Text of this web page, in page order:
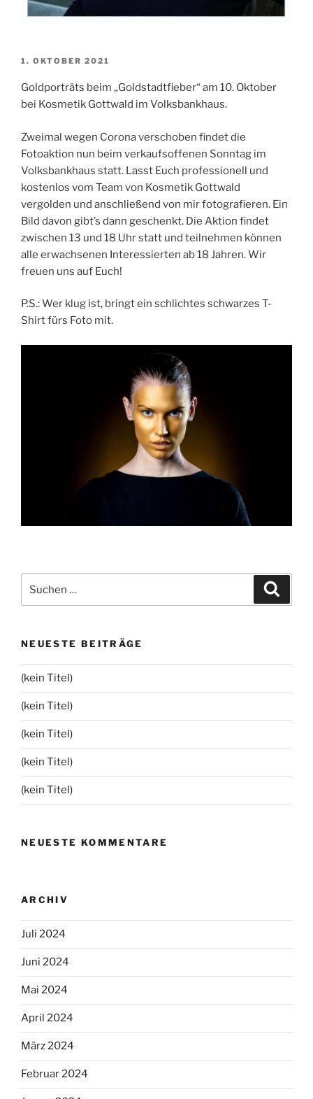
VERÖFFENTLICHT
1. OKTOBER 2021
Goldporträts beim „Goldstadtfieber“ am 10. Oktober
bei Kosmetik Gottwald im Volksbankhaus.
Zweimal wegen Corona verschoben findet die
Fotoaktion nun beim verkaufsoffenen Sonntag im
Volksbankhaus statt. Lasst Euch professionell und
kostenlos vom Team von Kosmetik Gottwald
vergolden und anschließend von mir fotografieren. Ein
Bild davon gibt’s dann geschenkt. Die Aktion findet
zwischen 13 und 18 Uhr statt und teilnehmen können
alle erwachsenen Interessierten ab 18 Jahren. Wir
freuen uns auf Euch!
P.S.: Wer klug ist, bringt ein schlichtes schwarzes T-
Shirt fürs Foto mit.
nach:
NEUESTE BEITRÄGE
(kein Titel)
(kein Titel)
(kein Titel)
(kein Titel)
(kein Titel)
NEUESTE KOMMENTARE
ARCHIV
Juli 2024
Juni 2024
Mai 2024
April 2024
März 2024
Februar 2024